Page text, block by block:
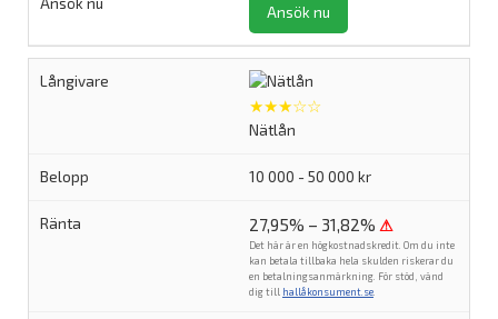
Ansök nu
★★★☆☆
Nätlån
10 000 - 50 000 kr
27,95% – 31,82% ⚠
Det här är en högkostnadskredit. Om du inte
kan betala tillbaka hela skulden riskerar du
en betalningsanmärkning. För stöd, vänd
dig till hallåkonsument.se.